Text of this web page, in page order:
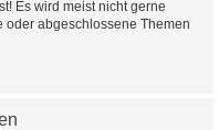
Es wird meist nicht gerne
oder abgeschlossene Themen